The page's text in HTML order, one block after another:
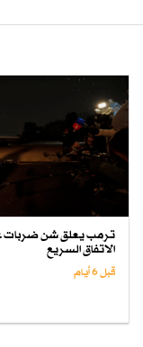
ترمب يعلق شن ضربات
الاتفاق السريع
قبل 6 أيام